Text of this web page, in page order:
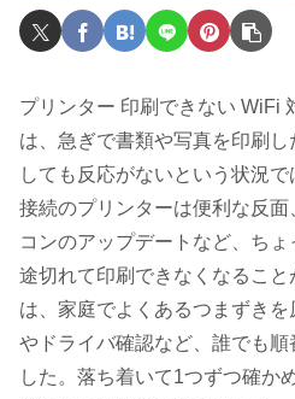
プリンター 印刷できない WiFi
は、急ぎで書類や写真を印刷
しても反応がないという状況
接続のプリンターは便利な反
コンのアップデートなど、ち
途切れて印刷できなくなるこ
は、家庭でよくあるつまずき
やドライバ確認など、誰でも順
した。落ち着いて1つずつ確か